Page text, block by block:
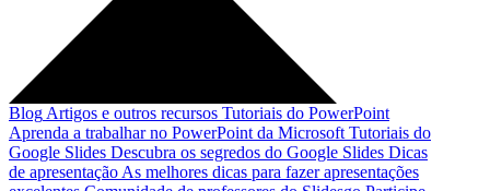
Blog Artigos e outros recursos Tutoriais do PowerPoint
Aprenda a trabalhar no PowerPoint da Microsoft Tutoriais do
Google Slides Descubra os segredos do Google Slides Dicas
de apresentação As melhores dicas para fazer apresentações